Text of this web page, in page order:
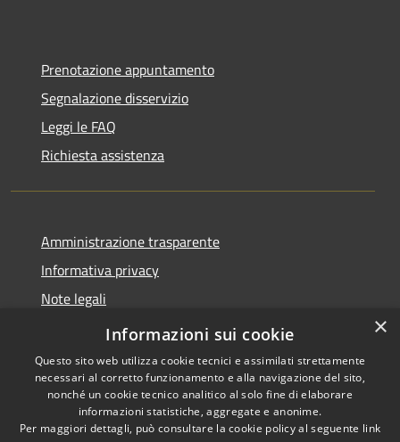
Prenotazione appuntamento
Segnalazione disservizio
Leggi le FAQ
Richiesta assistenza
Amministrazione trasparente
Informativa privacy
Note legali
Dichiarazione di accessibilità
Copyright © 2026 • Comune di
Ploaghe • Powered by
×
Informazioni sui cookie
Questo sito web utilizza cookie tecnici e assimilati strettamente
necessari al corretto funzionamento e alla navigazione del sito,
nonché un cookie tecnico analitico al solo fine di elaborare
informazioni statistiche, aggregate e anonime.
Per maggiori dettagli, può consultare la cookie policy al seguente link